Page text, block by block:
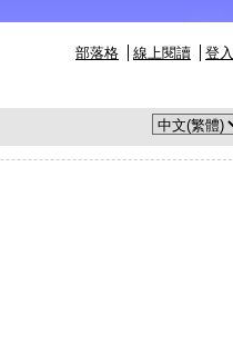
部落格 線上閱讀 登入